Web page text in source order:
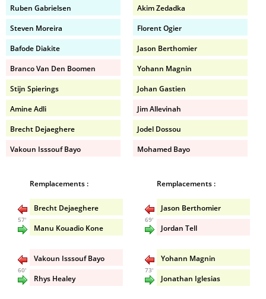
Ruben Gabrielsen
Steven Moreira
Bafode Diakite
Branco Van Den Boomen
Stijn Spierings
Amine Adli
Brecht Dejaeghere
Vakoun Isssouf Bayo
Akim Zedadka
Florent Ogier
Jason Berthomier
Yohann Magnin
Johan Gastien
Jim Allevinah
Jodel Dossou
Mohamed Bayo
Remplacements :
Brecht Dejaeghere
57'
Manu Kouadio Kone
Vakoun Isssouf Bayo
60'
Rhys Healey
Remplacements :
Jason Berthomier
69'
Jordan Tell
Yohann Magnin
73'
Jonathan Iglesias